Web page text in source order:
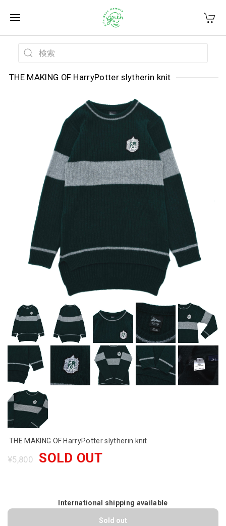
THE MAKING OF HarryPotter slytherin knit
THE MAKING OF HarryPotter slytherin knit
¥5,800 SOLD OUT
International shipping available
Sold out